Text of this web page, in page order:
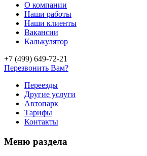
О компании
Наши работы
Наши клиенты
Вакансии
Калькулятор
+7 (499) 649-72-21
Перезвонить Вам?
Переезды
Другие услуги
Автопарк
Тарифы
Контакты
Меню раздела